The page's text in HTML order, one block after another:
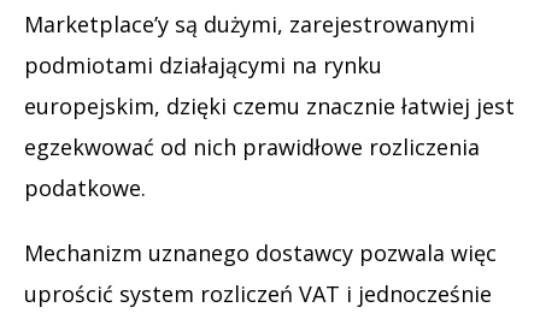
Marketplace’y są dużymi, zarejestrowanymi
podmiotami działającymi na rynku
europejskim, dzięki czemu znacznie łatwiej jest
egzekwować od nich prawidłowe rozliczenia
podatkowe.
Mechanizm uznanego dostawcy pozwala więc
uprościć system rozliczeń VAT i jednocześnie